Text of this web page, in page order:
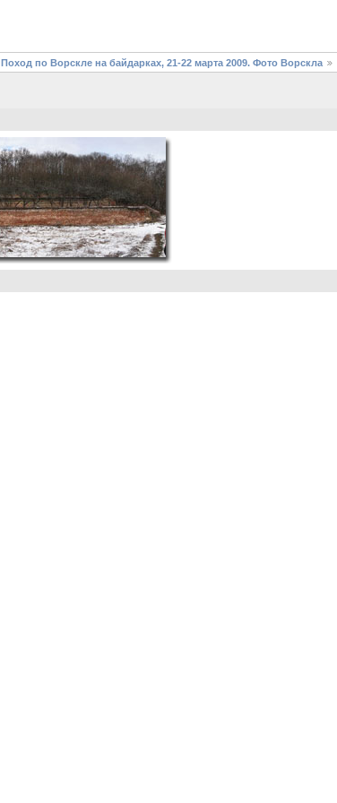
Поход по Ворскле на байдарках, 21-22 марта 2009. Фото Ворскла